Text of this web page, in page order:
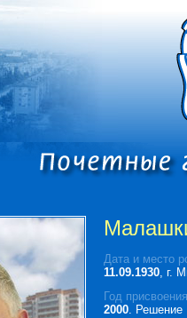
Дата и место
11.09.1930 , г.
Год
2000. Решение